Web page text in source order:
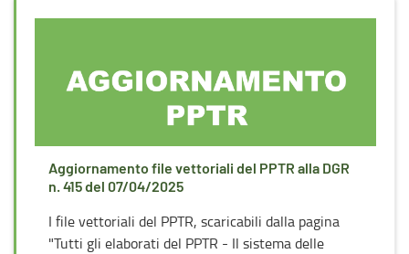
Aggiornamento file vettoriali del PPTR alla DGR
n. 415 del 07/04/2025
I file vettoriali del PPTR, scaricabili dalla pagina
"Tutti gli elaborati del PPTR - Il sistema delle